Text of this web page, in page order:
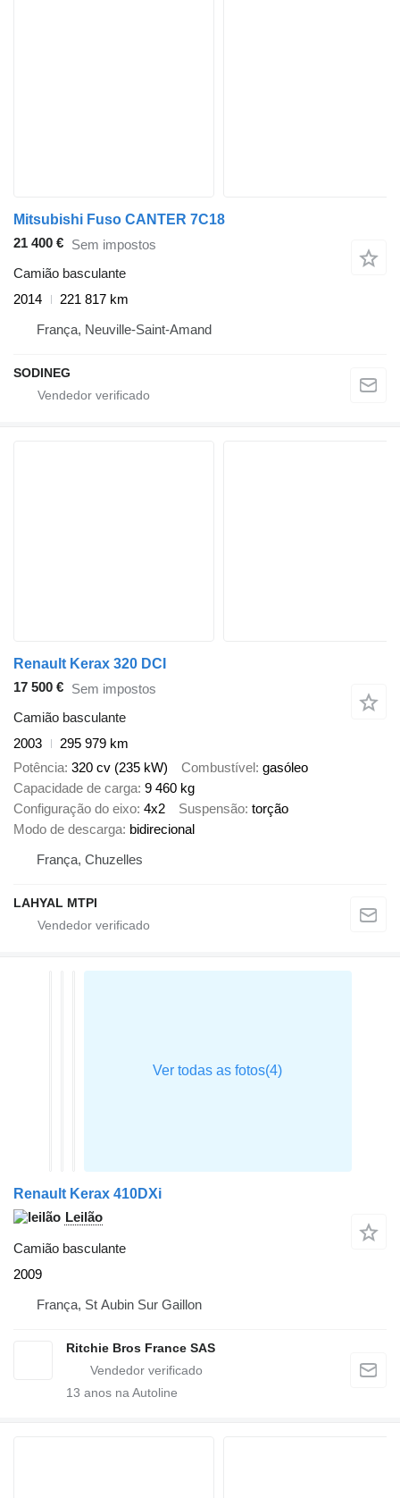
Mitsubishi Fuso CANTER 7C18
21 400 € Sem impostos
Camião basculante
2014
221 817 km
França, Neuville-Saint-Amand
SODINEG
Renault Kerax 320 DCI
17 500 € Sem impostos
Camião basculante
2003
295 979 km
Potência 320 cv (235 kW) Combustível gasóleo
Capacidade de carga 9 460 kg
Configuração do eixo 4x2 Suspensão torção
Modo de descarga bidirecional
França, Chuzelles
LAHYAL MTPI
Renault Kerax 410DXi
Leilão
Camião basculante
2009
França, St Aubin Sur Gaillon
Ritchie Bros France SAS
13 anos na Autoline